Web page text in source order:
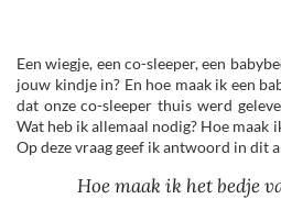
Een wiegje, een co-sleeper, een
jouw kindje in? En hoe maak ik een
dat onze co-sleeper thuis werd
Wat heb ik allemaal nodig? Hoe maak
Op deze vraag geef ik antwoord in dit
Hoe maak ik het bedje